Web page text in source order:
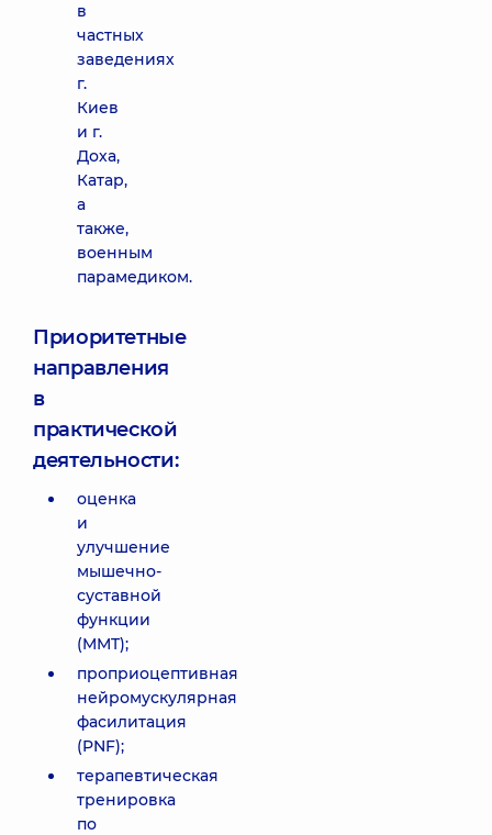
в
частных
заведениях
г.
Киев
и г.
Доха,
Катар,
а
также,
военным
парамедиком.
Приоритетные
направления
в
практической
деятельности:
оценка
и
улучшение
мышечно-
суставной
функции
(MMT);
проприоцептивная
нейромускулярная
фасилитация
(PNF);
терапевтическая
тренировка
по